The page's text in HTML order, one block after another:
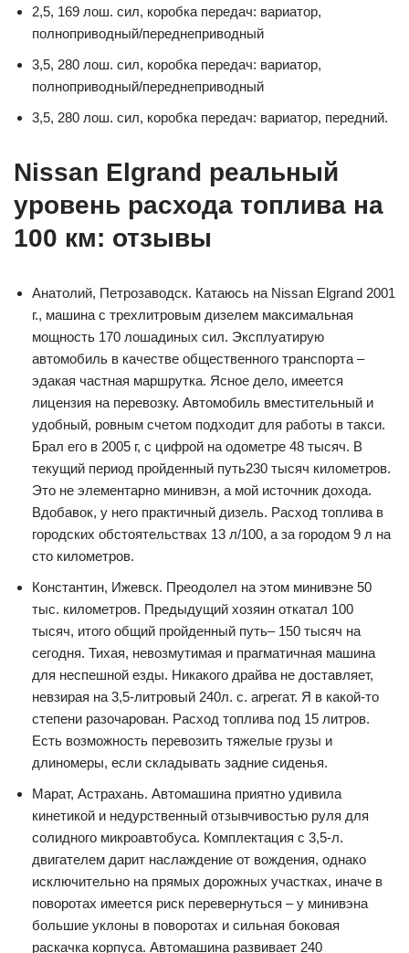
2,5, 169 лош. сил, коробка передач: вариатор,
полноприводный/переднеприводный
3,5, 280 лош. сил, коробка передач: вариатор,
полноприводный/переднеприводный
3,5, 280 лош. сил, коробка передач: вариатор, передний.
Nissan Elgrand реальный
уровень расхода топлива на
100 км: отзывы
Анатолий, Петрозаводск. Катаюсь на Nissan Elgrand 2001
г., машина с трехлитровым дизелем максимальная
мощность 170 лошадиных сил. Эксплуатирую
автомобиль в качестве общественного транспорта –
эдакая частная маршрутка. Ясное дело, имеется
лицензия на перевозку. Автомобиль вместительный и
удобный, ровным счетом подходит для работы в такси.
Брал его в 2005 г, с цифрой на одометре 48 тысяч. В
текущий период пройденный путь230 тысяч километров.
Это не элементарно минивэн, а мой источник дохода.
Вдобавок, у него практичный дизель. Расход топлива в
городских обстоятельствах 13 л/100, а за городом 9 л на
сто километров.
Константин, Ижевск. Преодолел на этом минивэне 50
тыс. километров. Предыдущий хозяин откатал 100
тысяч, итого общий пройденный путь– 150 тысяч на
сегодня. Тихая, невозмутимая и прагматичная машина
для неспешной езды. Никакого драйва не доставляет,
невзирая на 3,5-литровый 240л. с. агрегат. Я в какой-то
степени разочарован. Расход топлива под 15 литров.
Есть возможность перевозить тяжелые грузы и
длиномеры, если складывать задние сиденья.
Марат, Астрахань. Автомашина приятно удивила
кинетикой и недурственный отзывчивостью руля для
солидного микроавтобуса. Комплектация с 3,5-л.
двигателем дарит наслаждение от вождения, однако
исключительно на прямых дорожных участках, иначе в
поворотах имеется риск перевернуться – у минивэна
большие уклоны в поворотах и сильная боковая
раскачка корпуса. Автомашина развивает 240